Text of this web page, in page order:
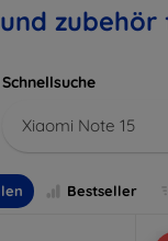
Schnellsuche
Xiaomi Note 15
Bestseller